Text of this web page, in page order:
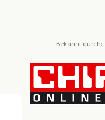
Bekannt durch: